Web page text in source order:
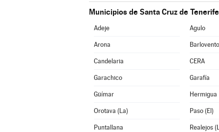
Municipios de Santa Cruz de Tenerife
Adeje Agulo
Arona Barlovento
Candelaria CERA
Garachico Garafía
Güímar Hermigua
Orotava (La) Paso (El)
Puntallana Realejos